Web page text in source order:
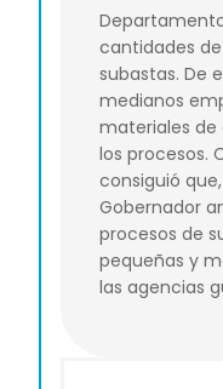
cantidades
subastas. De
medianos
materiales de
los procesos.
consiguió
Gobernador
procesos de
pequeñas y
las agencias